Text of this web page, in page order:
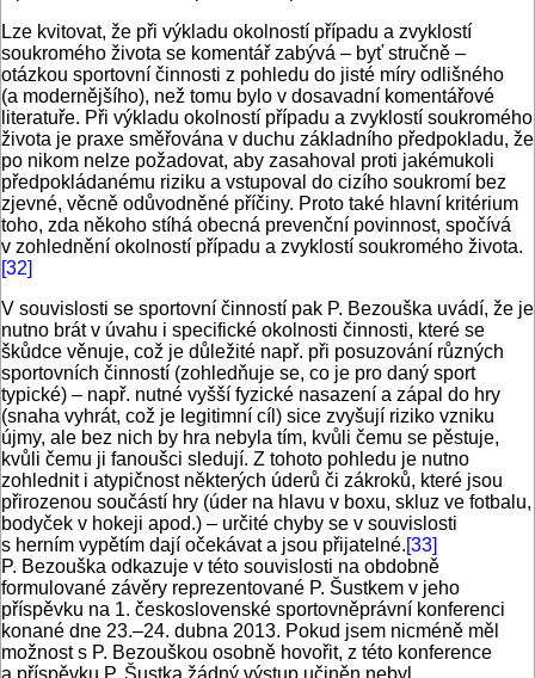
Lze kvitovat, že při výkladu okolností případu a zvyklostí
soukromého života se komentář zabývá – byť stručně –
otázkou sportovní činnosti z pohledu do jisté míry odlišného
(a modernějšího), než tomu bylo v dosavadní komentářové
literatuře. Při výkladu okolností případu a zvyklostí soukromého
života je praxe směřována v duchu základního předpokladu, že
po nikom nelze požadovat, aby zasahoval proti jakémukoli
předpokládanému riziku a vstupoval do cizího soukromí bez
zjevné, věcně odůvodněné příčiny. Proto také hlavní kritérium
toho, zda někoho stíhá obecná prevenční povinnost, spočívá
v zohlednění okolností případu a zvyklostí soukromého života.
[32]
V souvislosti se sportovní činností pak P. Bezouška uvádí, že je
nutno brát v úvahu i specifické okolnosti činnosti, které se
škůdce věnuje, což je důležité např. při posuzování různých
sportovních činností (zohledňuje se, co je pro daný sport
typické) – např. nutné vyšší fyzické nasazení a zápal do hry
(snaha vyhrát, což je legitimní cíl) sice zvyšují riziko vzniku
újmy, ale bez nich by hra nebyla tím, kvůli čemu se pěstuje,
kvůli čemu ji fanoušci sledují. Z tohoto pohledu je nutno
zohlednit i atypičnost některých úderů či zákroků, které jsou
přirozenou součástí hry (úder na hlavu v boxu, skluz ve fotbalu,
bodyček v hokeji apod.) – určité chyby se v souvislosti
s herním vypětím dají očekávat a jsou přijatelné.[33]
P. Bezouška odkazuje v této souvislosti na obdobně
formulované závěry reprezentované P. Šustkem v jeho
příspěvku na 1. československé sportovněprávní konferenci
konané dne 23.–24. dubna 2013. Pokud jsem nicméně měl
možnost s P. Bezouškou osobně hovořit, z této konference